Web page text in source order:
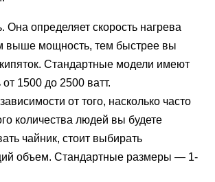
Она определяет скорость нагрева
выше мощность, тем быстрее вы
Стандартные модели имеют
1500 до 2500 ватт.
от того, насколько часто
количества людей вы будете
чайник, стоит выбирать
объем. Стандартные размеры — 1-